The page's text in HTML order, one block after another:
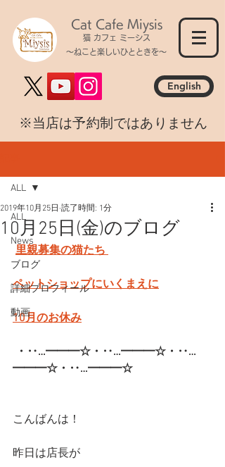
Cat Cafe Miysis
猫 カフェ ミーシス
～ねこと楽しいひとときを～
English
​※当店は予約制ではありません
ALL
News
ブログ
詳細プロフィール
動画
ALL
10月25日(金)のブログ
2019年10月25日 読了時間: 1分
里親募集の猫たち
ペットショップにいくまえに
10月のお休み
・‥…━━━☆・‥…━━━☆・‥…
━━━☆・‥…━━━☆
こんばんは！
昨日は店長が